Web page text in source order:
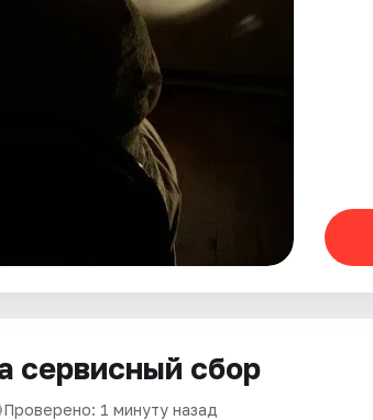
сервисный сбор
Проверено: 1 минуту назад